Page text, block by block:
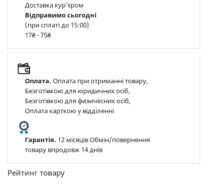
Доставка курʼєром
Відправимо сьогодні
(при сплаті до 15:00)
17₴ - 75₴
Оплата. Оплата при отриманні товару,
Безготівкою для юридичних осіб,
Безготівкою для физичесних осіб,
Оплата карткою у відділенні
Гарантія. 12 місяців Обмін/повернення
товару впродовж 14 днів
Рейтинг товару